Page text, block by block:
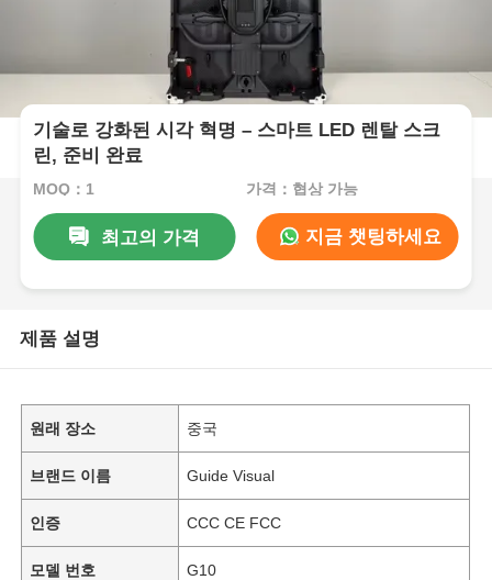
기술로 강화된 시각 혁명 – 스마트 LED 렌탈 스크
린, 준비 완료
MOQ：1 가격：협상 가능
최고의 가격 지금 챗팅하세요
제품 설명
원래 장소 중국
브랜드 이름 Guide Visual
인증 CCC CE FCC
모델 번호 G10